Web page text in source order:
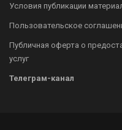
Условия публикации
Пользовательское
Публичная оферта о
услуг
Телеграм-канал